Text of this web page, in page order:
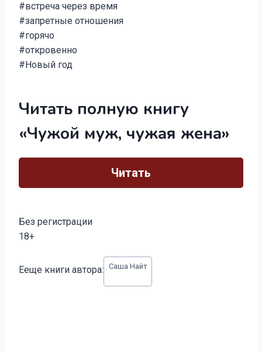
#встреча через время
#запретные отношения
#горячо
#откровенно
#Новый год
Читать полную книгу
«Чужой муж, чужая жена»
Читать
Без регистрации
18+
записи:
Ееще книги автора: Саша Найт